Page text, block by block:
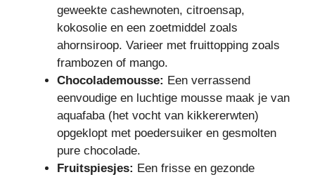
geweekte cashewnoten, citroensap,
kokosolie en een zoetmiddel zoals
ahornsiroop. Varieer met fruittopping zoals
frambozen of mango.
Chocolademousse: Een verrassend
eenvoudige en luchtige mousse maak je van
aquafaba (het vocht van kikkererwten)
opgeklopt met poedersuiker en gesmolten
pure chocolade.
Fruitspiesjes: Een frisse en gezonde